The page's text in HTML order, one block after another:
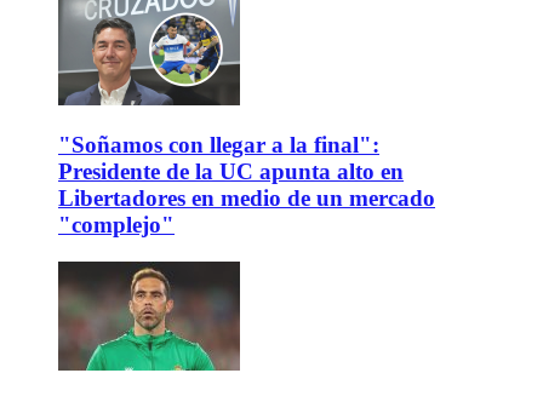
"Soñamos con llegar a la final":
Presidente de la UC apunta alto en
Libertadores en medio de un mercado
"complejo"